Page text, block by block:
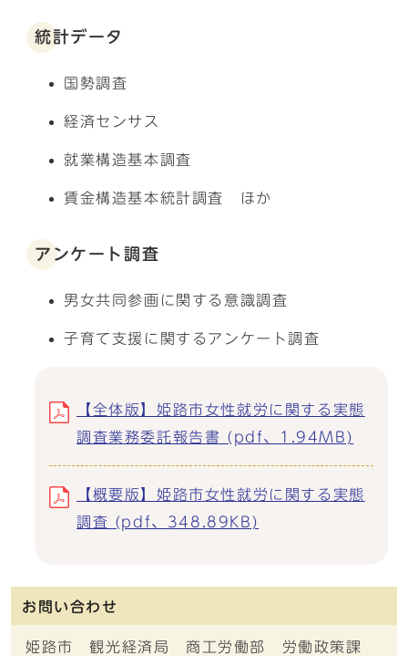
統計データ
国勢調査
経済センサス
就業構造基本調査
賃金構造基本統計調査 ほか
アンケート調査
男女共同参画に関する意識調査
子育て支援に関するアンケート調査
【全体版】姫路市女性就労に関する実態
調査業務委託報告書 (pdf、1.94MB)
【概要版】姫路市女性就労に関する実態
調査 (pdf、348.89KB)
お問い合わせ
姫路市 観光経済局 商工労働部 労働政策課